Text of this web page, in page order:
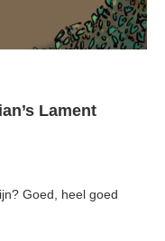
Lament
Goed, heel goed